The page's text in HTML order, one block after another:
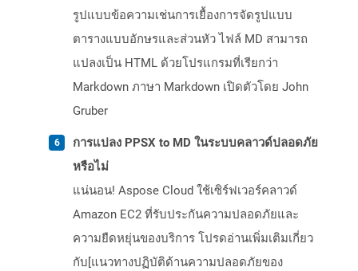
รูปแบบข้อความเช่นการเยื้องการจัดรูปแบบ
ตารางแบบอักษรและส่วนหัว ไฟล์ MD สามารถ
แปลงเป็น HTML ด้วยโปรแกรมที่เรียกว่า
Markdown ภาษา Markdown เปิดตัวโดย John
Gruber
การแปลง PPSX to MD ในระบบคลาวด์ปลอดภัย
หรือไม่
แน่นอน! Aspose Cloud ใช้เซิร์ฟเวอร์คลาวด์
Amazon EC2 ที่รับประกันความปลอดภัยและ
ความยืดหยุ่นของบริการ โปรดอ่านเพิ่มเติมเกี่ยว
กับ[แนวทางปฏิบัติด้านความปลอดภัยของ